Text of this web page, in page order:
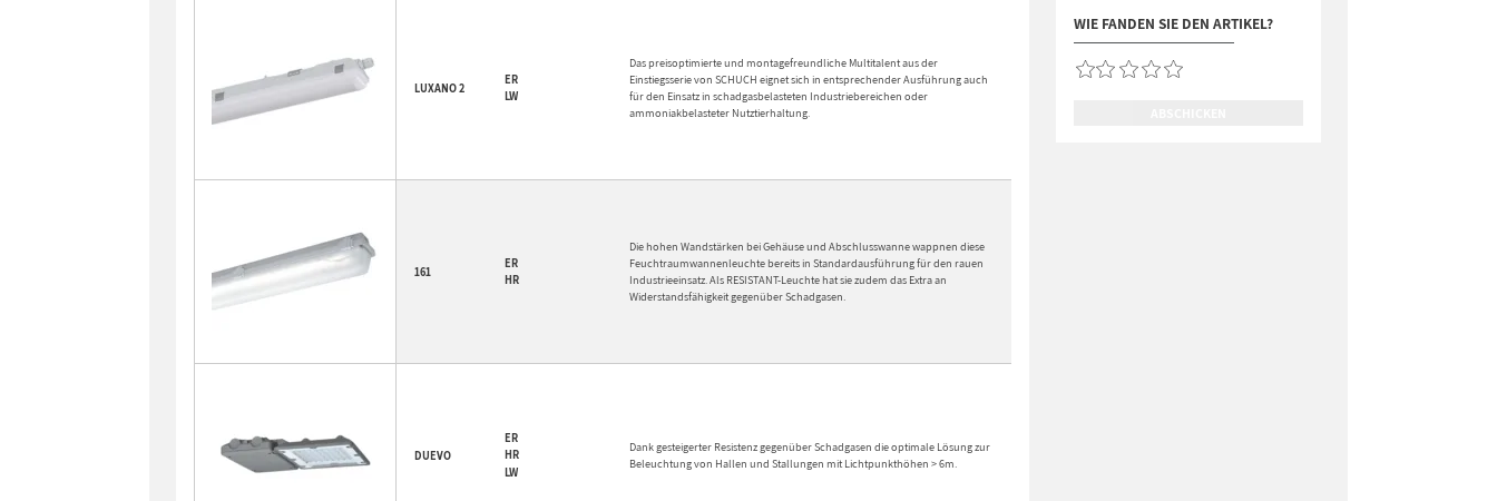
LUXANO 2
ER
LW
Das preisoptimierte und montagefreundliche Multitalent aus der
Einstiegsserie von SCHUCH eignet sich in entsprechender Ausführung auch
für den Einsatz in schadgasbelasteten Industriebereichen oder
ammoniakbelasteter Nutztierhaltung.
161
ER
HR
Die hohen Wandstärken bei Gehäuse und Abschlusswanne wappnen diese
Feuchtraumwannenleuchte bereits in Standardausführung für den rauen
Industrieeinsatz. Als RESISTANT-Leuchte hat sie zudem das Extra an
Widerstandsfähigkeit gegenüber Schadgasen.
DUEVO
ER
HR
LW
Dank gesteigerter Resistenz gegenüber Schadgasen die optimale Lösung zur
Beleuchtung von Hallen und Stallungen mit Lichtpunkthöhen > 6m.
WIE FANDEN SIE DEN ARTIKEL?